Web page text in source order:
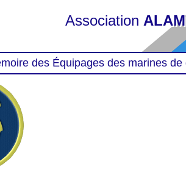
Association
des Équipages des marines